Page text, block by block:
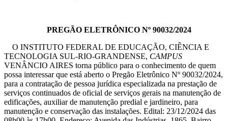
PREGÃO ELETRÔNICO Nº 90032/2024
O INSTITUTO FEDERAL DE EDUCAÇÃO, CIÊNCIA E
TECNOLOGIA SUL-RIO-GRANDENSE, CAMPUS
VENÂNCIO AIRES torna público para o conhecimento de quem
possa interessar que está aberto o Pregão Eletrônico Nº 90032/2024,
para a contratação de pessoa jurídica especializada na prestação de
serviços continuados de oficial de serviços gerais na manutenção de
edificações, auxiliar de manutenção predial e jardineiro, para
manutenção e conservação das instalações. Edital: 23/12/2024 das